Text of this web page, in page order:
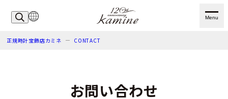
Menu
正規時計宝飾店カミネ CONTACT
お問い合わせ